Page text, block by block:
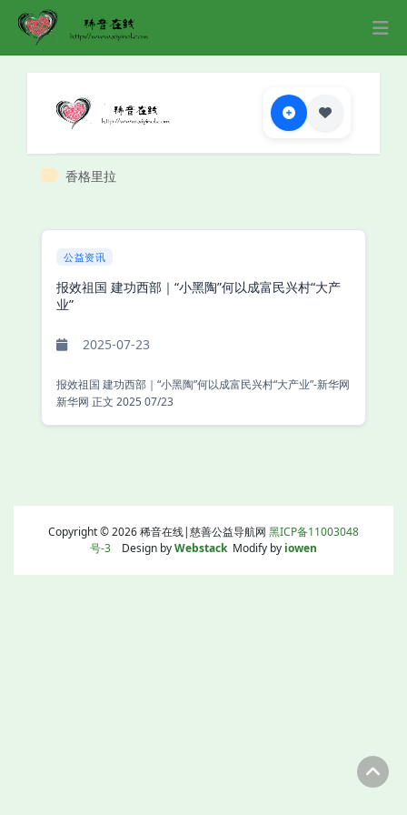
香格里拉
公益资讯
报效祖国 建功西部｜“小黑陶”何以成富民兴村“大产
业”
2025-07-23
报效祖国 建功西部｜“小黑陶”何以成富民兴村“大产业”-新华网
新华网 正文 2025 07/23
Copyright © 2026 稀音在线|慈善公益导航网 黑ICP备11003048
号-3 Design byWebstackModify by iowen